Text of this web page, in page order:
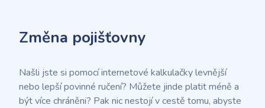
Změna pojišťovny
Našli jste si pomocí internetové kalkulačky levnější
nebo lepší povinné ručení? Můžete jinde platit méně a
být více chráněni? Pak nic nestojí v cestě tomu, abyste